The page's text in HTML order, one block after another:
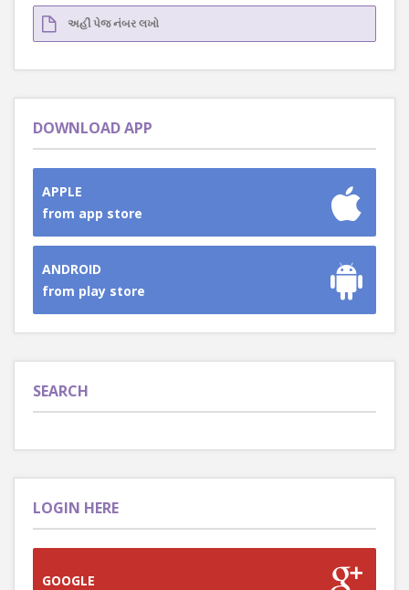
DOWNLOAD APP
APPLE
from app store
ANDROID
from play store
SEARCH
LOGIN HERE
GOOGLE